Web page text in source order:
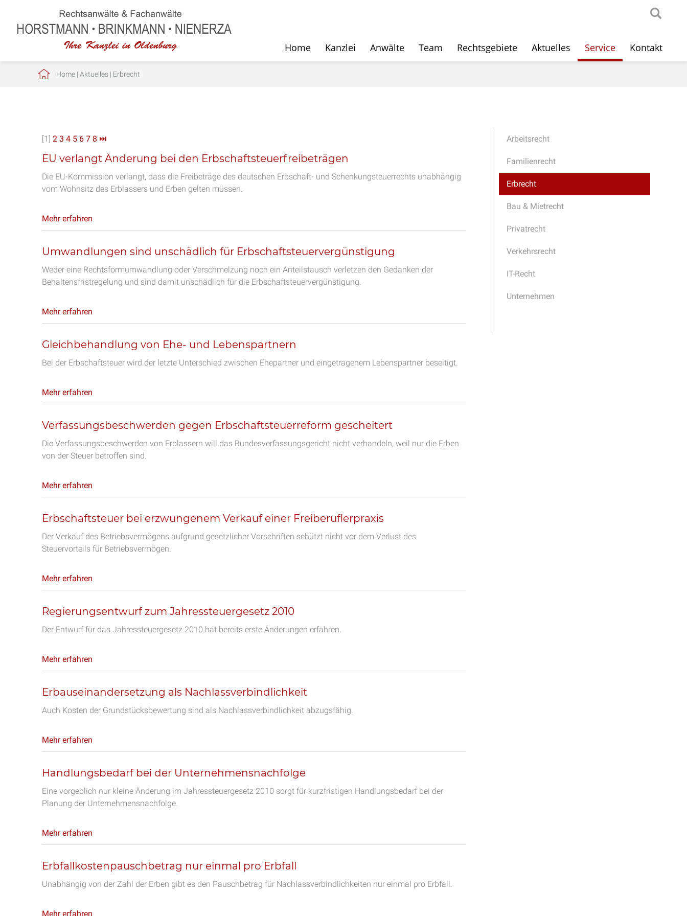
Home Kanzlei Anwälte Team Rechtsgebiete Aktuelles Service Kontakt
Home| Aktuelles| Erbrecht
Arbeitsrecht
Familienrecht
Erbrecht
Bau & Mietrecht
Privatrecht
Verkehrsrecht
IT-Recht
Unternehmen
[1] 2 3 4 5 6 7 8 ⏭
EU verlangt Änderung bei den Erbschaftsteuerfreibeträgen
Die EU-Kommission verlangt, dass die Freibeträge des deutschen Erbschaft- und Schenkungsteuerrechts unabhängig
vom Wohnsitz des Erblassers und Erben gelten müssen.
Mehr erfahren
Umwandlungen sind unschädlich für Erbschaftsteuervergünstigung
Weder eine Rechtsformumwandlung oder Verschmelzung noch ein Anteilstausch verletzen den Gedanken der
Behaltensfristregelung und sind damit unschädlich für die Erbschaftsteuervergünstigung.
Mehr erfahren
Gleichbehandlung von Ehe- und Lebenspartnern
Bei der Erbschaftsteuer wird der letzte Unterschied zwischen Ehepartner und eingetragenem Lebenspartner beseitigt.
Mehr erfahren
Verfassungsbeschwerden gegen Erbschaftsteuerreform gescheitert
Die Verfassungsbeschwerden von Erblassern will das Bundesverfassungsgericht nicht verhandeln, weil nur die Erben
von der Steuer betroffen sind.
Mehr erfahren
Erbschaftsteuer bei erzwungenem Verkauf einer Freiberuflerpraxis
Der Verkauf des Betriebsvermögens aufgrund gesetzlicher Vorschriften schützt nicht vor dem Verlust des
Steuervorteils für Betriebsvermögen.
Mehr erfahren
Regierungsentwurf zum Jahressteuergesetz 2010
Der Entwurf für das Jahressteuergesetz 2010 hat bereits erste Änderungen erfahren.
Mehr erfahren
Erbauseinandersetzung als Nachlassverbindlichkeit
Auch Kosten der Grundstücksbewertung sind als Nachlassverbindlichkeit abzugsfähig.
Mehr erfahren
Handlungsbedarf bei der Unternehmensnachfolge
Eine vorgeblich nur kleine Änderung im Jahressteuergesetz 2010 sorgt für kurzfristigen Handlungsbedarf bei der
Planung der Unternehmensnachfolge.
Mehr erfahren
Erbfallkostenpauschbetrag nur einmal pro Erbfall
Unabhängig von der Zahl der Erben gibt es den Pauschbetrag für Nachlassverbindlichkeiten nur einmal pro Erbfall.
Mehr erfahren